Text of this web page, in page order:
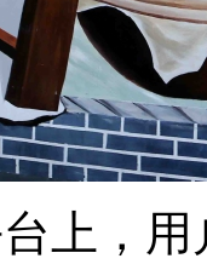
上，